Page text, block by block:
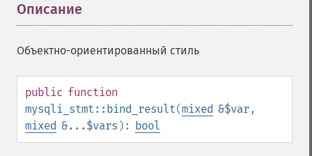
Описание
Объектно-ориентированный стиль
public function
mysqli_stmt::bind_result(mixed &$var,
mixed &...$vars ): bool